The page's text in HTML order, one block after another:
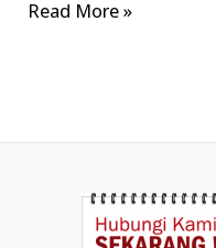
Read More »